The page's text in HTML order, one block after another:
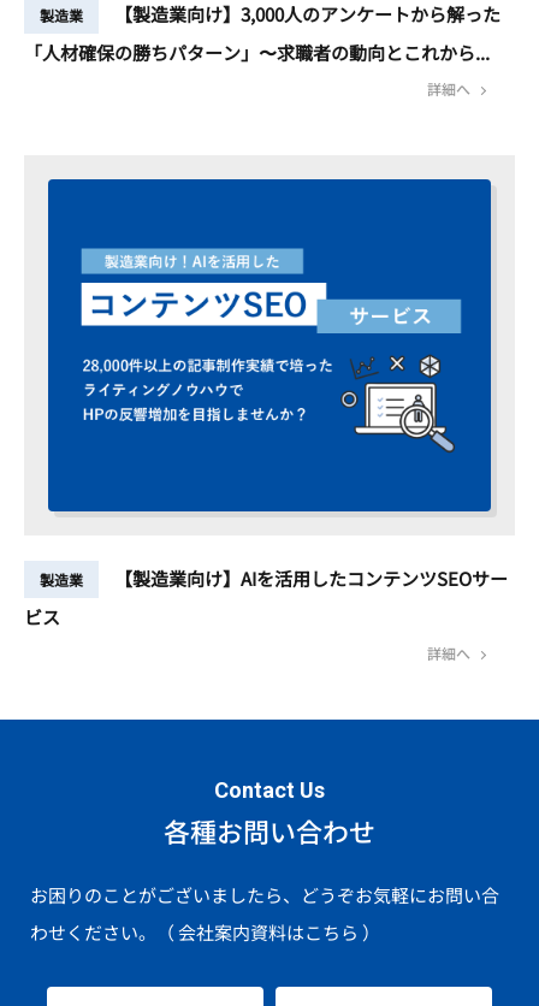
製造業
【製造業向け】3,000人のアンケートから解った
「人材確保の勝ちパターン」〜求職者の動向とこれから...
詳細へ
製造業
【製造業向け】AIを活用したコンテンツSEOサー
ビス
詳細へ
Contact Us
各種お問い合わせ
お困りのことがございましたら、どうぞお気軽にお問い合
わせください。
（ 会社案内資料はこちら ）